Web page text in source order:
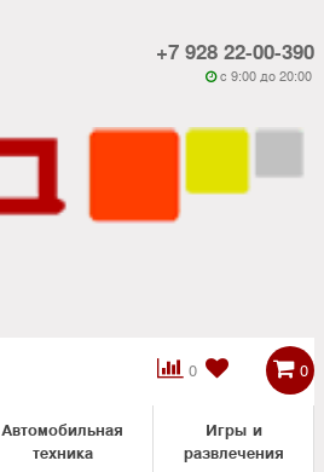
+7 928 22-00-390
 c 9:00 до 20:00
0

 0
Автомобильная
техника
Игры и
развлечения